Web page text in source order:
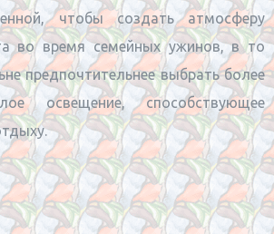
чтобы создать атмосферу
во время семейных ужинов, в то
предпочтительнее выбрать более
освещение, способствующее